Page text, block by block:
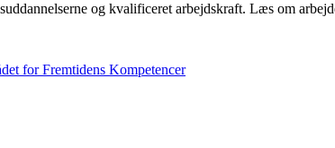
og kvalificeret arbejdskraft. Læs om
for Fremtidens Kompetencer